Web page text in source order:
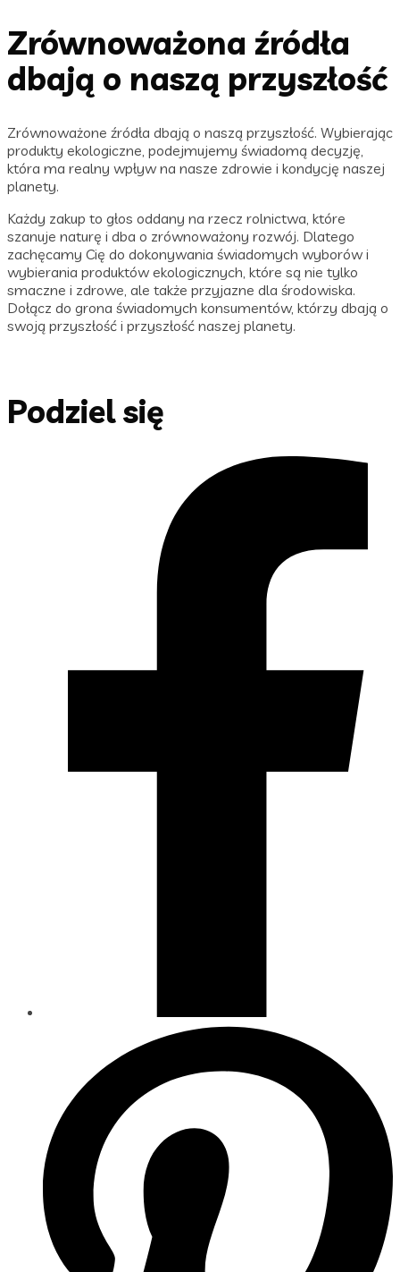
Zrównoważona źródła
dbają o naszą przyszłość
Zrównoważone źródła dbają o naszą przyszłość. Wybierając
produkty ekologiczne, podejmujemy świadomą decyzję,
która ma realny wpływ na nasze zdrowie i kondycję naszej
planety.
Każdy zakup to głos oddany na rzecz rolnictwa, które
szanuje naturę i dba o zrównoważony rozwój. Dlatego
zachęcamy Cię do dokonywania świadomych wyborów i
wybierania produktów ekologicznych, które są nie tylko
smaczne i zdrowe, ale także przyjazne dla środowiska.
Dołącz do grona świadomych konsumentów, którzy dbają o
swoją przyszłość i przyszłość naszej planety.
Podziel się